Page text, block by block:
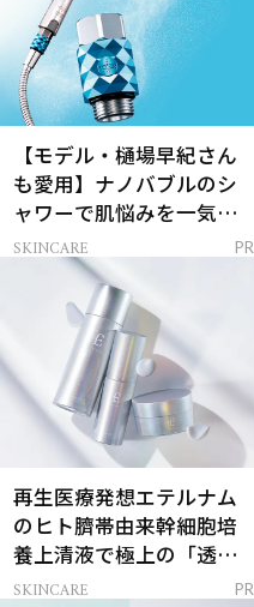
【モデル・樋場早紀さん
も愛用】ナノバブルのシ
ャワーで肌悩みを一気に
解決
SKINCARE PR
再生医療発想エテルナム
のヒト臍帯由来幹細胞培
養上清液で極上の「透明
感ハリ肌」へ
SKINCARE PR